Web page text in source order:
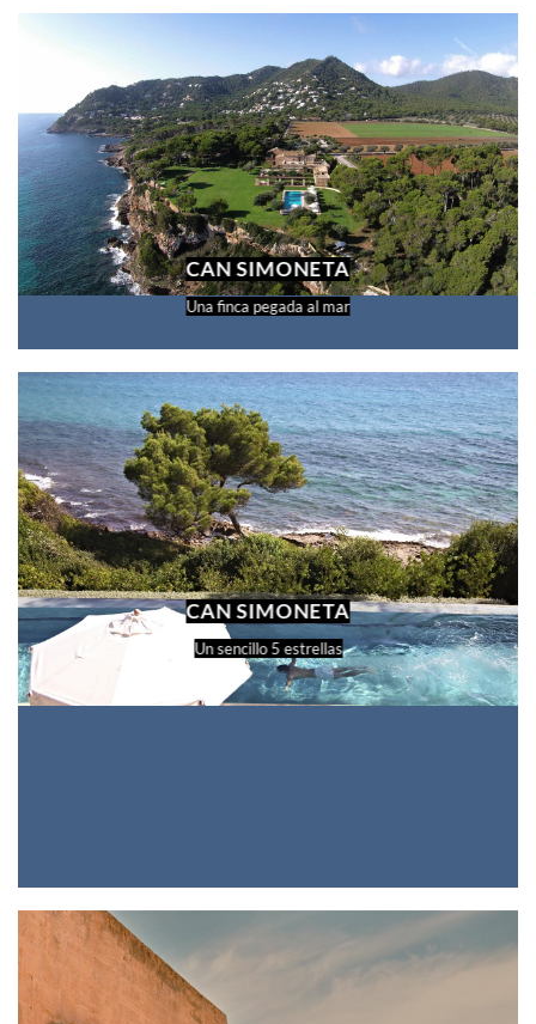
CAN SIMONETA
Una finca pegada al mar
CAN SIMONETA
Un sencillo 5 estrellas